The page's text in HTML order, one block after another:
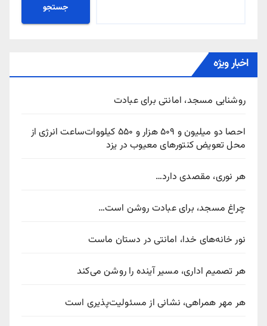
جستجو
اخبار ویژه
روشنایی مسجد، امانتی برای عبادت
احصا دو میلیون و ۵۰۹ هزار و ۵۵۰ کیلووات‌ساعت انرژی از
محل تعویض کنتورهای معیوب در یزد
هر نوری، مقصدی دارد…
چراغ مسجد، برای عبادت روشن است…
نور خانه‌های خدا، امانتی در دستان ماست
هر تصمیم اداری، مسیر آینده را روشن می‌کند
هر مهر همراهی، نشانی از مسئولیت‌پذیری است